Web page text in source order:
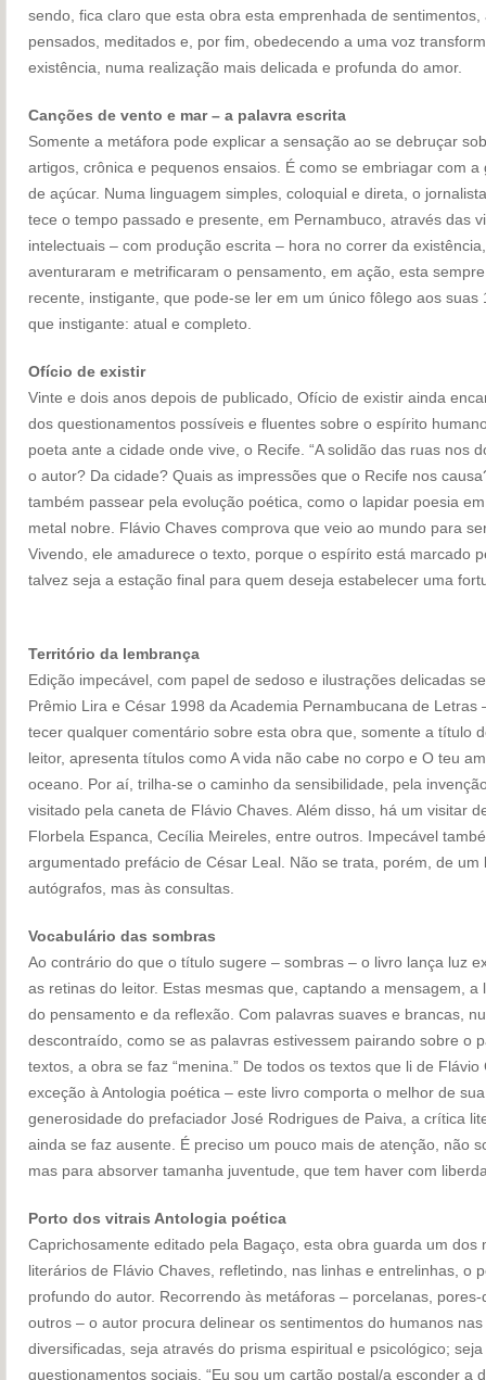
sendo, fica claro que esta obra esta emprenhada de sentimentos,
pensados, meditados e, por fim, obedecendo a uma voz
existência, numa realização mais delicada e profunda do amor.
Canções de vento e mar – a palavra escrita
Somente a metáfora pode explicar a sensação ao se debruçar
artigos, crônica e pequenos ensaios. É como se embriagar com
de açúcar. Numa linguagem simples, coloquial e direta, o
tece o tempo passado e presente, em Pernambuco, através das
intelectuais – com produção escrita – hora no correr da
aventuraram e metrificaram o pensamento, em ação, esta
recente, instigante, que pode-se ler em um único fôlego aos suas
que instigante: atual e completo.
Ofício de existir
Vinte e dois anos depois de publicado, Ofício de existir ainda
dos questionamentos possíveis e fluentes sobre o espírito
poeta ante a cidade onde vive, o Recife. “A solidão das ruas nos
o autor? Da cidade? Quais as impressões que o Recife nos
também passear pela evolução poética, como o lapidar poesia
metal nobre. Flávio Chaves comprova que veio ao mundo para
Vivendo, ele amadurece o texto, porque o espírito está marcado
talvez seja a estação final para quem deseja estabelecer uma
Território da lembrança
Edição impecável, com papel de sedoso e ilustrações delicadas
Prêmio Lira e César 1998 da Academia Pernambucana de Letras
tecer qualquer comentário sobre esta obra que, somente a título
leitor, apresenta títulos como A vida não cabe no corpo e O teu
oceano. Por aí, trilha-se o caminho da sensibilidade, pela
visitado pela caneta de Flávio Chaves. Além disso, há um visitar
Florbela Espanca, Cecília Meireles, entre outros. Impecável
argumentado prefácio de César Leal. Não se trata, porém, de um
autógrafos, mas às consultas.
Vocabulário das sombras
Ao contrário do que o título sugere – sombras – o livro lança luz
as retinas do leitor. Estas mesmas que, captando a mensagem,
do pensamento e da reflexão. Com palavras suaves e brancas,
descontraído, como se as palavras estivessem pairando sobre o
textos, a obra se faz “menina.” De todos os textos que li de
exceção à Antologia poética – este livro comporta o melhor de
generosidade do prefaciador José Rodrigues de Paiva, a crítica
ainda se faz ausente. É preciso um pouco mais de atenção, não
mas para absorver tamanha juventude, que tem haver com
Porto dos vitrais Antologia poética
Caprichosamente editado pela Bagaço, esta obra guarda um dos
literários de Flávio Chaves, refletindo, nas linhas e entrelinhas, o
profundo do autor. Recorrendo às metáforas – porcelanas,
outros – o autor procura delinear os sentimentos do humanos
diversificadas, seja através do prisma espiritual e psicológico;
questionamentos sociais. “Eu sou um cartão postal/a esconder a